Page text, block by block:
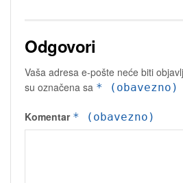
Odgovori
Vaša adresa e-pošte neće biti
su označena sa * (obavezno)
Komentar * (obavezno)